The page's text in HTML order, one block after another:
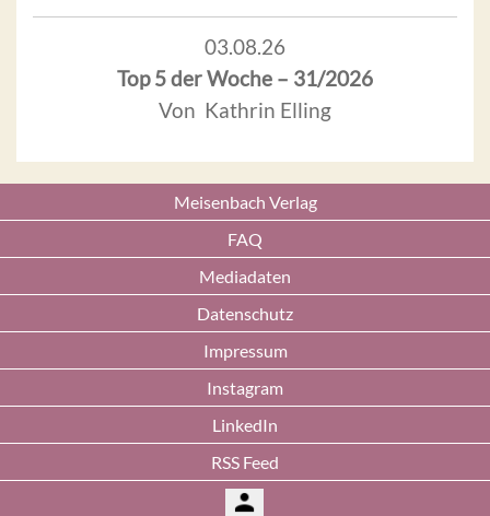
03.08.26
Top 5 der Woche – 31/2026
Von Kathrin Elling
Meisenbach Verlag
FAQ
Mediadaten
Datenschutz
Impressum
Instagram
LinkedIn
RSS Feed